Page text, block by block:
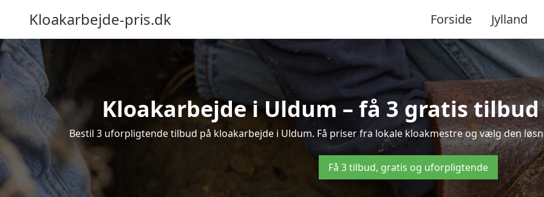
Kloakarbejde-pris.dk Forside Jylland
Kloakarbejde i Uldum – få 3 gratis
Bestil 3 uforpligtende tilbud på kloakarbejde i Uldum. Få priser fra lokale kloakmestre og vælg den
Få 3 tilbud, gratis og uforpligtende